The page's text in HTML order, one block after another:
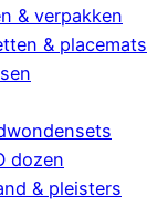
& verpakken
& placemats
dozen
& pleisters